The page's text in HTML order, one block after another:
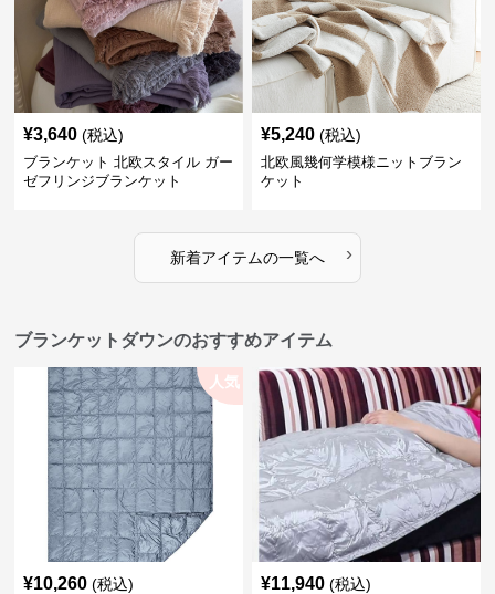
¥3,640 (税込)
ブランケット 北欧スタイル ガー
ゼフリンジブランケット
¥5,240 (税込)
北欧風幾何学模様ニットブラン
ケット
新着アイテムの一覧へ ›
ブランケットダウンのおすすめアイテム
人気
¥10,260 (税込) ¥11,940 (税込)